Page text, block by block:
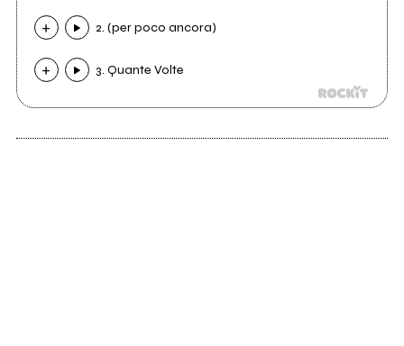
2. (per poco ancora)
3. Quante Volte